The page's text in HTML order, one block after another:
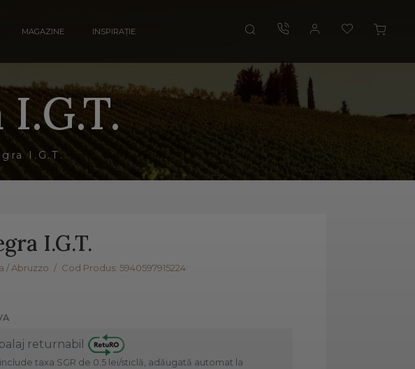
MAGAZINE INSPIRAȚIE
I.G.T.
I.G.T.
/ Abruzzo / Cod Produs: 5940597915224
returnabil
taxa SGR de 0.5 lei/sticlă, adăugată automat la